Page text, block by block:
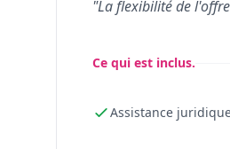
"La flexibilité de
Ce qui est inclus.
Assistance